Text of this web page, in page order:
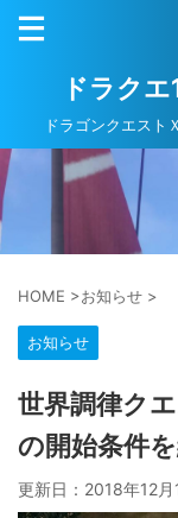
ドラク
ドラゴンクエスト
HOME >お知らせ >
お知らせ
世界調律ク
の開始条件
更新日： 2018年12月